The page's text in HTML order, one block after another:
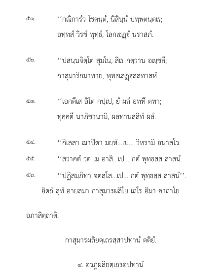
๕๑. ‘‘กณิการํวโชตนฺตํ, นิสินฺนํ ปพฺพตนฺตเร;
อทฺทสํ วิรชํ พุทฺธํ, โลกเชฏฺํ นราสภํ.
๕๒.
‘‘ปสนฺนจิตฺโต สุมโน, สิเร กตฺวาน อฺชลึ;
กาสุมาริกมาทาย, พุทฺธเสฏฺสฺสทาสหํ.
๕๓.
‘‘เอกตึเส อิโต กปฺเป, ยํ ผลํ อททึ ตทา;
ทุคฺคตึ นาภิชานามิ, ผลทานสฺสิทํ ผลํ.
๕๔. ‘‘กิเลสา ฌาปิตา มยฺหํ…เป… วิหรามิ อนาสโว.
๕๕. ‘‘สฺวาคตํ วต เม อาสิ…เป… กตํ พุทฺธสฺส สาสนํ.
๕๖.
‘‘ปฏิสมฺภิทา จตสฺโส…เป… กตํ พุทฺธสฺส สาสนํ’’.
อิตฺถํ สุทํ อายสฺมา กาสุมารผลิโย เถโร อิมา คาถาโย
อภาสิตฺถาติ.
กาสุมารผลิยตฺเถรสฺสาปทานํ ตติยํ.
๔. อวฏผลิยตฺเถรอปทานํ